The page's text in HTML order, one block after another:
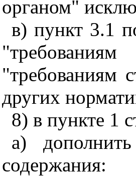
органом"
в) пункт 3.1
"требованиям
других
8) в пункте 1
а)
содержания: